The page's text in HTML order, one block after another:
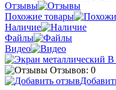
Отзывы
Похожие товары
Наличие
Файлы
Видео
Отзывов: 0